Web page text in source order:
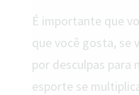
É importante que
que você gosta, se
por desculpas para
esporte se